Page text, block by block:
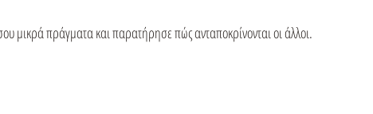
μικρά πράγματα και παρατήρησε πώς ανταποκρίνονται οι άλλοι.